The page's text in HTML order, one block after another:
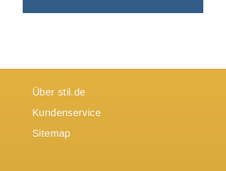
Über stil.de
Kundenservice
Sitemap